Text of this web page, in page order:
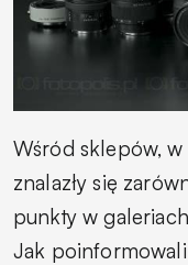
Wśród sklepów,
znalazły się
punkty w
Jak